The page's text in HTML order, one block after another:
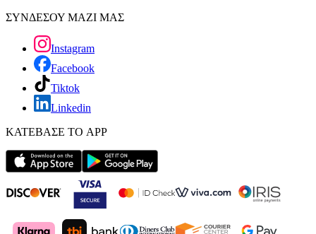
ΣΥΝΔΕΣΟΥ ΜΑΖΙ ΜΑΣ
Instagram
Facebook
Tiktok
Linkedin
ΚΑΤΕΒΑΣΕ ΤΟ APP